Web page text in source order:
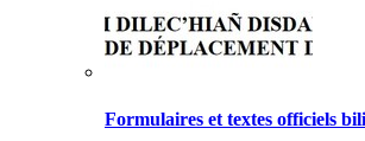
Formulaires et textes officiels